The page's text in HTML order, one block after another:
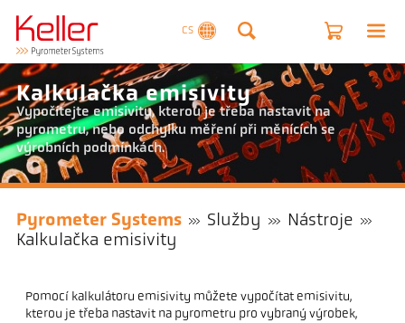
CS
Kalkulačka emisivity
Vypočítejte emisivitu, kterou je třeba nastavit na
pyrometru, nebo odchylku měření při měnících se
výrobních podmínkách.
Pyrometer Systems Služby
Nástroje
Kalkulačka emisivity
Pomocí kalkulátoru emisivity můžete vypočítat emisivitu,
kterou je třeba nastavit na pyrometru pro vybraný výrobek,